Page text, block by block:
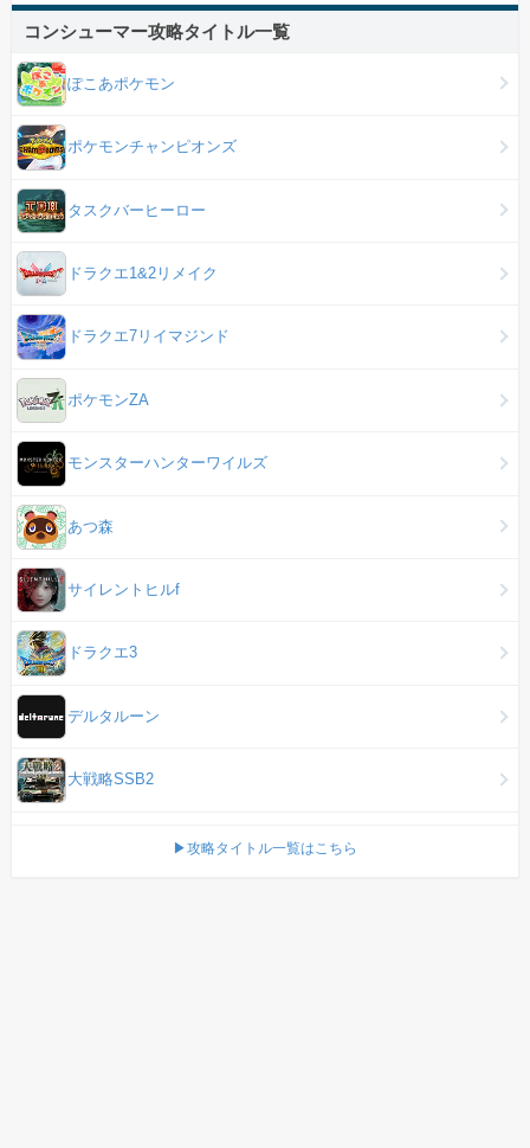
コンシューマー攻略タイトル一覧
ぽこあポケモン
ポケモンチャンピオンズ
タスクバーヒーロー
ドラクエ1&2リメイク
ドラクエ7リイマジンド
ポケモンZA
モンスターハンターワイルズ
あつ森
サイレントヒルf
ドラクエ3
デルタルーン
大戦略SSB2
▶攻略タイトル一覧はこちら